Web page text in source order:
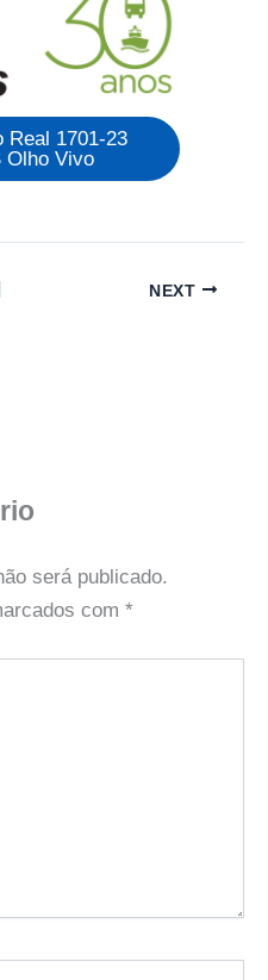
Real 1701-23
Olho Vivo
NEXT
será publicado.
com *